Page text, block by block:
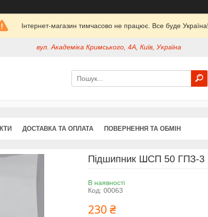
Інтернет-магазин тимчасово не працює. Все буде
вул. Академіка Кримського, 4А, Київ, Україна
ДОСТАВКА ТА ОПЛАТА ПОВЕРНЕННЯ ТА ОБМІН
Підшипник ШСП 50 ГПЗ-3
В наявності
Код: 00063
230 ₴